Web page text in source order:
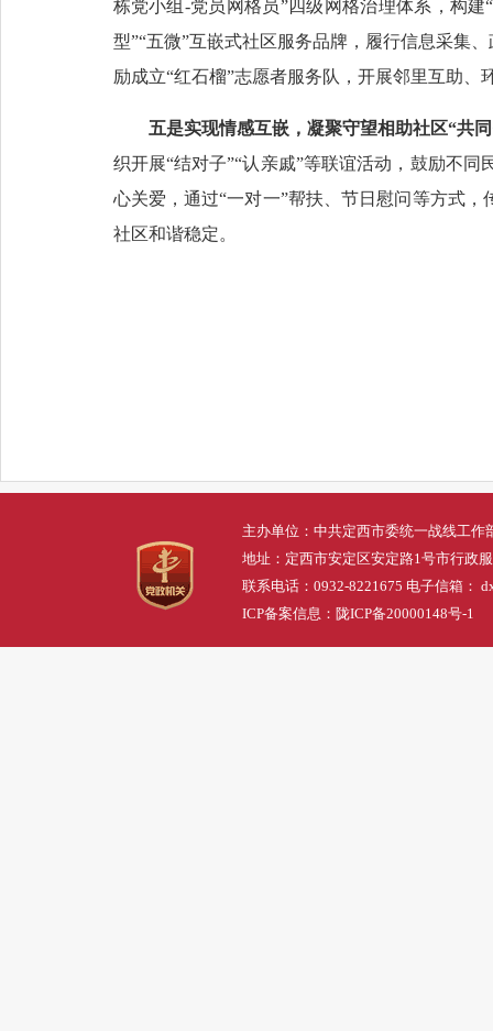
栋党小组-党员网格员”四级网格治理体系，构
型”“五微”互嵌式社区服务品牌，履行信息采集
励成立“红石榴”志愿者服务队，开展邻里互助
五是实现情感互嵌，凝聚守望相助社区“共
织开展“结对子”“认亲戚”等联谊活动，鼓励不
心关爱，通过“一对一”帮扶、节日慰问等方式
社区和谐稳定。
主办单位：中共定西市委统一战线工作
地址：定西市安定区安定路1号市行政
联系电话：0932-8221675 电子信箱：
ICP备案信息： 陇ICP备20000148号-1